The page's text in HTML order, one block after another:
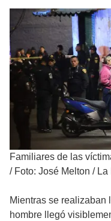
Familiares de las
/ Foto: José Melton / La
Mientras se
hombre llegó